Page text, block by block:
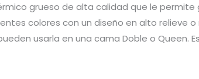
grueso de alta calidad que le
colores con un diseño en alto relieve
usarla en una cama Doble o Queen.